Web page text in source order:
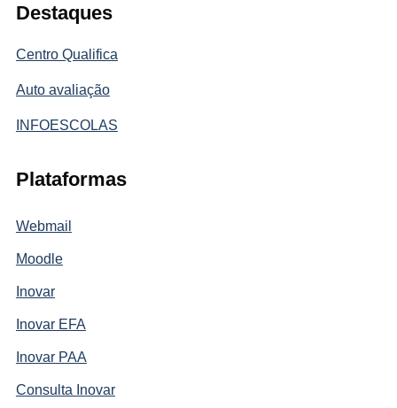
Destaques
Centro Qualifica
Auto avaliação
INFOESCOLAS
Plataformas
Webmail
Moodle
Inovar
Inovar EFA
Inovar PAA
Consulta Inovar